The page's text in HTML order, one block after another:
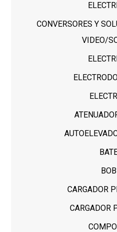
CONVERSORES Y
VIDEO/
CARGADOR
CARGADOR